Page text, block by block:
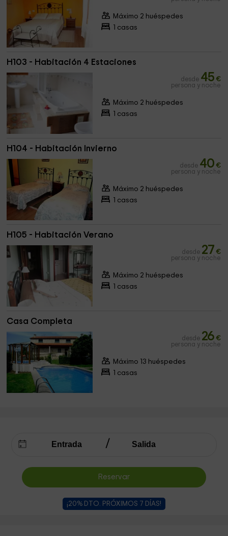
Máximo 2 huéspedes
1 casas
H103 - Habitación 4 Estaciones
desde 45 €
persona y noche
Máximo 2 huéspedes
1 casas
H104 - Habitación Invierno
desde 40 €
persona y noche
Máximo 2 huéspedes
1 casas
H105 - Habitación Verano
desde 27 €
persona y noche
Máximo 2 huéspedes
1 casas
Casa Completa
desde 26 €
persona y noche
Máximo 13 huéspedes
1 casas
Reservar
¡20% DTO. PRÓXIMOS 7 DÍAS!